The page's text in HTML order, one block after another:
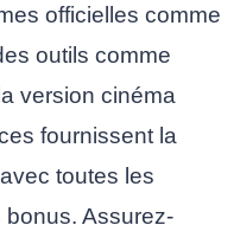
officielles comme
outils comme
version cinéma
fournissent la
toutes les
Assurez-